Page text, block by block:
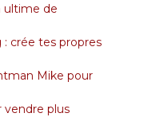
ultime de
crée tes propres
Mike pour
vendre plus